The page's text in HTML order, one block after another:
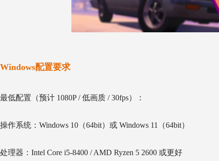
Windows配置要求
最低配置（预计 1080P / 低画质 / 30fps）：
操作系统：Windows 10（64bit）或 Windows 11（64bit）
处理器：Intel Core i5-8400 / AMD Ryzen 5 2600 或更好